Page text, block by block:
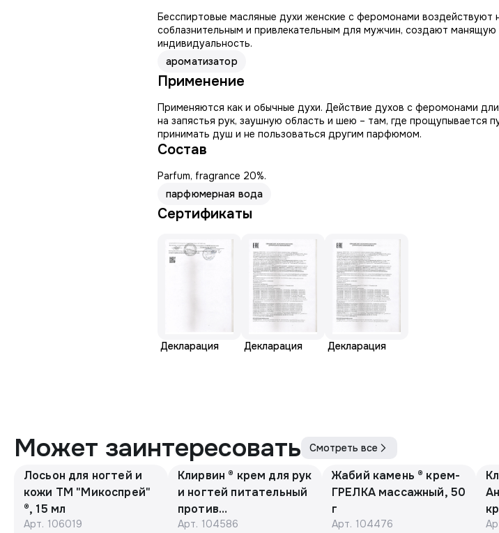
Бесспиртовые масляные духи женские с феромонами воздействуют
соблазнительным и привлекательным для мужчин, создают
индивидуальность.
ароматизатор
Применение
Применяются как и обычные духи. Действие духов с феромонами
на запястья рук, заушную область и шею – там, где прощупывается
принимать душ и не пользоваться другим парфюмом.
Состав
Parfum, fragrance 20%.
парфюмерная вода
Сертификаты
Декларация Декларация Декларация
Может заинтересовать Смотреть все
Лосьон для ногтей и
кожи ТМ "Микоспрей"
®, 15 мл
Арт. 106019
Клирвин ® крем для рук
и ногтей питательный
против
гиперпигментации для
Арт. 104586
Жабий камень ® крем-
ГРЕЛКА массажный, 50
г
Арт. 104476